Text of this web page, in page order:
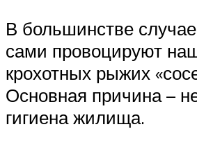
В большинстве
сами провоцируют
крохотных рыжих
Основная причина –
гигиена жилища.